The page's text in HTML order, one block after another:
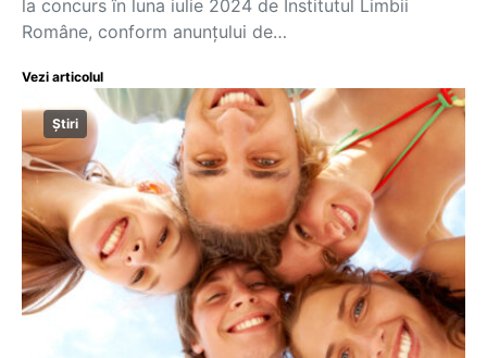
la concurs în luna iulie 2024 de Institutul Limbii
Române, conform anunțului de…
Vezi articolul
Știri